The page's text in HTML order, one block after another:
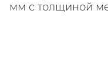
мм с толщиной